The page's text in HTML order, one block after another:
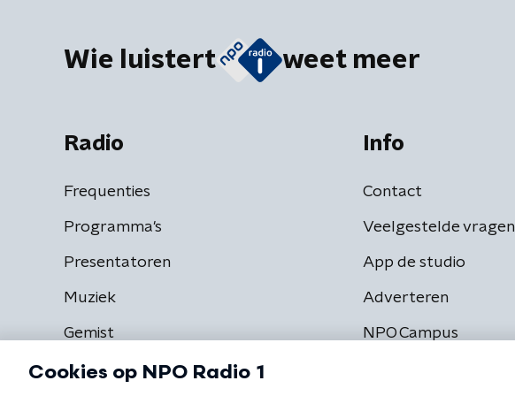
Wie luistert weet meer
Radio
Frequenties
Programma's
Presentatoren
Muziek
Gemist
Info
Contact
Veelgestelde vragen
App de studio
Adverteren
NPO Campus